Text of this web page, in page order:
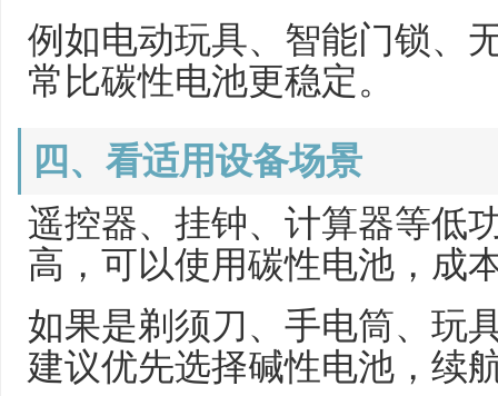
例如电动玩具、智能门锁、
常比碳性电池更稳定。
四、看适用设备场景
遥控器、挂钟、计算器等低
高，可以使用碳性电池，成
如果是剃须刀、手电筒、玩
建议优先选择碱性电池，续